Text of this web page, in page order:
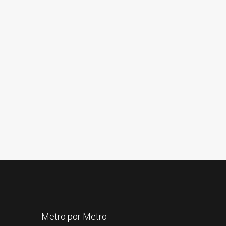
Metro por Metro